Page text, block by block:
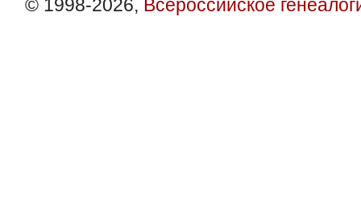
© 1998-2026, Всероссийское